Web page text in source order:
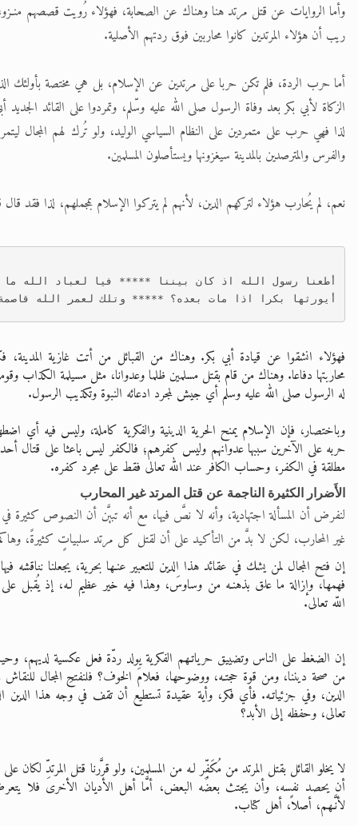
وأما الروايات عن قتل مرتد هنا وهناك عن الصحابة، فهؤلاء رُويت قصصهم
ريب أن هؤلاء المرتدين كانوا محاربين فوق ردتهم الأصلية.
أما حرب الردة، فلم تكن حربا على مرتدين عن الإسلام، بل هي مختصة بأولئك
الزكاة لأبي بكر بعد وفاة الرسول صلى الله عليه وسّلم، وتمردوا على القائد الجديد
لذا فهي حرب على متمردين على النظام السياسي الوليد، ولو تُرك لهم المجال
والفرس والمترصدين بالمدينة سيغزونها ويستأصلون المسلمين.
نعم، لم يُحارب هؤلاء لتركهم الدين، لأنهم لم يتركوا الإسلام بمجملهم، لذا فقد قال
أطعنا رسول الله اذ كان بيننا ***** فيا لعباد الله ما
أيورثها بكرا اذا مات بعده؟ ***** وتلك لعمر الله
فهؤلاء انشقوا عن قيادة أبي بكر. وهناك من القبائل من أتت غازية
محاربتها دفاعا. وهناك من قام بقتل مسلمين ظلما وعدوانا، مثل مسيلمة الكذاب
له الرسول صلى الله عليه وسلم أي جيش لمجرد ادعائه النبوة وتكذيب الرسول.
وباختصار، فإن الإسلام يمنح الحرية الدينية والفكرية كاملة، وليس فيه أي
حربه على الآخرين سببها عدوانهم وليس كفرهم؛ فالكفر ليس باعثا على قتال
مطلقة في الكفر، وحساب الكافر عند الله تعالى فقط على مجرد كفره.
الأَضرار الكثيرة الناجمة عن قتل المرتد غير المحارب
لنفرض أن المسألة اجتهادية، وأنه لا نصَّ فيها، مع أنه تبيَّن أن النصوص كثيرة في
غير المحارب، لكن لا بدَّ من التأكيد على أن لقتل كل مرتد سلبياتٍ كثيرةً،
إن فتح المجال لمن يشك في عقائد هذا الدين للتعبير عنـها بحرية، يجعلنا نناقشه
فهمها، وإزالة ما علق بذهنـه من وساوسَ، وهذا فيه خير عظيم لـه، إذ يُقبل على
اللّه تعالى.
إن الضغط على الناس وتضييق حرياتـهم الفكرية يولد ردّة فعل عكسية لديهم،
من صحة ديننا، ومن قوة حجتـه، ووضوحها، فعلامَ الخوف؟ فلنفتحِ المجال
الدين، وفي جزئياتـه. فأي فكر، وأية عقيدة تستطيع أن تقف في وجه هذا الدين
تعالى، وحفظه إلى الأبد؟
لا يخلو القائل بقتل المرتد من مُكَفِّر لـه من المسلمين، ولو قرَّرنا قتل المرتدِّ لكان على
أن يحصد نفسه، وأن يجتث بعضُه البعض، أمَّا أهل الأديان الأخرى فلا
لأنَّـهم، أصلاً، أهل كتاب.